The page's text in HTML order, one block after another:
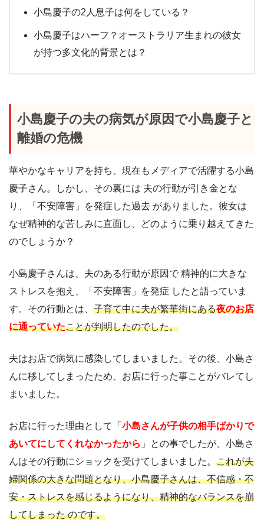
小島慶子の2人息子は何をしている？
小島慶子はハーフ？オーストラリア生まれの彼女
が持つ多文化的背景とは？
小島慶子の夫の病気が原因で小島慶子と
離婚の危機
華やかなキャリアを持ち、現在もメディアで活躍する小島
慶子さん。しかし、その裏には 夫の行動が引き金とな
り、「不安障害」を発症した過去 がありました。彼女は
なぜ精神的な苦しみに直面し、どのように乗り越えてきた
のでしょうか？
小島慶子さんは、夫のある行動が原因で 精神的に大きな
ストレスを抱え、「不安障害」を発症 したと語っていま
す。その行動とは、 子育て中に夫が繁華街にある夜のお店
に通っていたことが判明したのでした。
夫はお店で病気に感染してしまいました。その後、小島さ
んに移してしまったため、お店に行った事ことがバレてし
まいました。
お店に行った理由として「 小島さんが子供の相手ばかりで
あいてにしてくれなかったから 」との事でしたが、小島さ
んはその行動にショックを受けてしまいました。 これが夫
婦関係の大きな問題となり、小島慶子さんは、不信感・不
安・ストレスを感じるようになり、精神的なバランスを崩
してしまった のです。